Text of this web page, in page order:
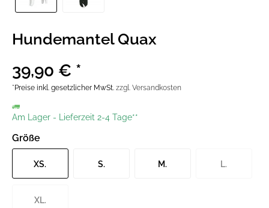
Hundemantel Quax
39,90 € *
*Preise inkl. gesetzlicher MwSt. zzgl. Versandkosten
Am Lager - Lieferzeit 2-4 Tage**
Größe
XS. S. M. L.
XL.